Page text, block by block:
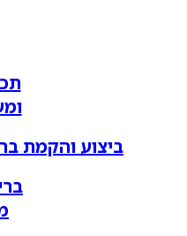
ביצוע והקמת